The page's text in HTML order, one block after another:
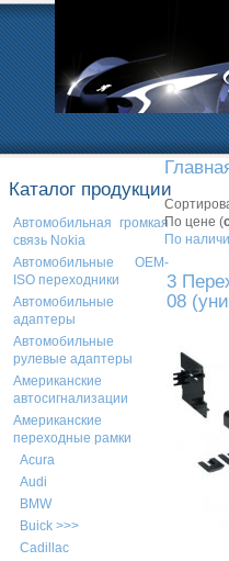
Каталог продукции
Автомобильная громкая
связь Nokia
Автомобильные OEM-
ISO переходники
Автомобильные
адаптеры
Автомобильные
рулевые адаптеры
Американские
автосигнализации
Американские
переходные рамки
Acura
Audi
BMW
Buick >>>
Cadillac
По цене (
По
3
08